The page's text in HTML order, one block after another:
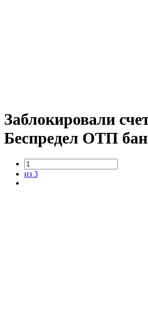
Заблокировали
Беспредел ОТП
из 3